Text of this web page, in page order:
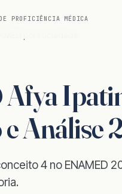
PROFICIÊNCIA MÉDICA
Análise
4 no ENAMED